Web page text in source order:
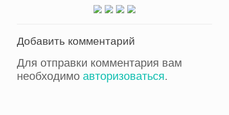
Добавить комментарий
Для отправки комментария вам
необходимо авторизоваться.